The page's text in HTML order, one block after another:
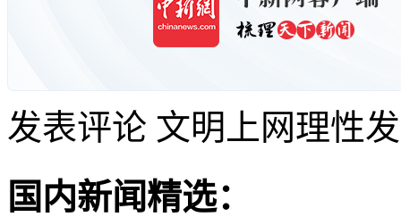
发表评论 文明上网理性
国内新闻精选：